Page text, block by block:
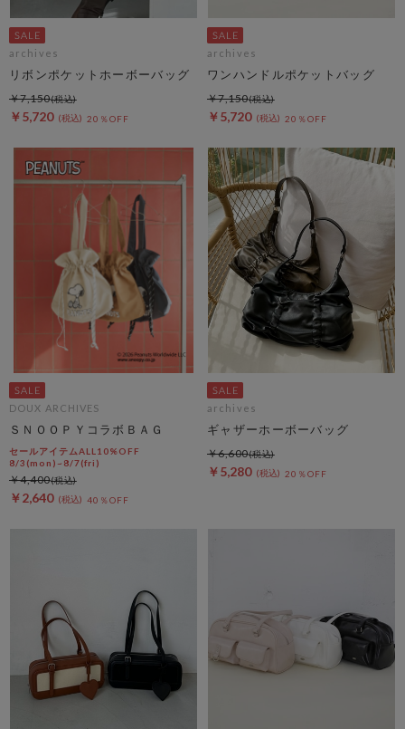
archives
リボンポケットホーボーバッグ
￥5,720 20％OFF
￥7,150
archives
ワンハンドルポケットバッグ
￥5,720 20％OFF
￥7,150
DOUX ARCHIVES
ＳＮＯＯＰＹコラボＢＡＧ
セールアイテムALL10%OFF
8/3(mon)~8/7(fri)
￥2,640 40％OFF
￥4,400
archives
ギャザーホーボーバッグ
￥5,280 20％OFF
￥6,600